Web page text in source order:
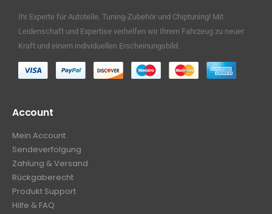
Ihr Experte für Autoteile, Tuning-Zubehör und Chiptuning! Mit
Leidenschaft und Expertise verhelfen wir Ihrem Fahrzeug zu neuer
Kraft und einem individuellen Erscheinungsbild.
Account
Mein Account
Sendeverfolgung
Zahlung & Versand
Rückgaberecht
Produkt Support
Hilfe & FAQ